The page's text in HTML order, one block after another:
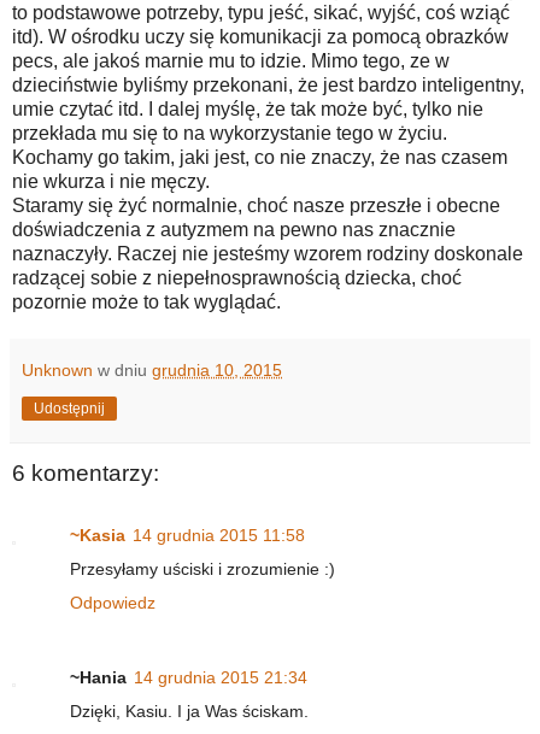
to podstawowe potrzeby, typu jeść, sikać, wyjść, coś wziąć
itd). W ośrodku uczy się komunikacji za pomocą obrazków
pecs, ale jakoś marnie mu to idzie. Mimo tego, ze w
dzieciństwie byliśmy przekonani, że jest bardzo inteligentny,
umie czytać itd. I dalej myślę, że tak może być, tylko nie
przekłada mu się to na wykorzystanie tego w życiu.
Kochamy go takim, jaki jest, co nie znaczy, że nas czasem
nie wkurza i nie męczy.
Staramy się żyć normalnie, choć nasze przeszłe i obecne
doświadczenia z autyzmem na pewno nas znacznie
naznaczyły. Raczej nie jesteśmy wzorem rodziny doskonale
radzącej sobie z niepełnosprawnością dziecka, choć
pozornie może to tak wyglądać.
Unknown w dniu grudnia 10, 2015
Udostępnij
6 komentarzy:
~Kasia 14 grudnia 2015 11:58
Przesyłamy uściski i zrozumienie :)
Odpowiedz
~Hania 14 grudnia 2015 21:34
Dzięki, Kasiu. I ja Was ściskam.